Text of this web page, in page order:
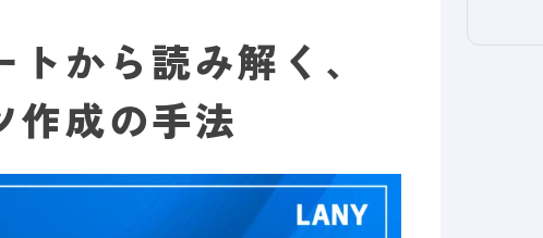
から読み解く、
作成の手法